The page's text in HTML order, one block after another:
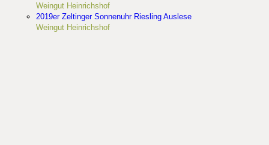
Weingut Heinrichshof
2019er Zeltinger Sonnenuhr Riesling Auslese
Weingut Heinrichshof